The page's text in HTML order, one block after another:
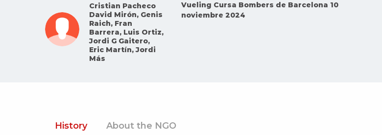
Cristian Pacheco
David Mirón, Genis
Raich, Fran
Barrera, Luis Ortiz,
Jordi G Gaitero,
Eric Martín, Jordi
Más
Vueling Cursa Bombers de Barcelona 10
noviembre 2024
History About the NGO